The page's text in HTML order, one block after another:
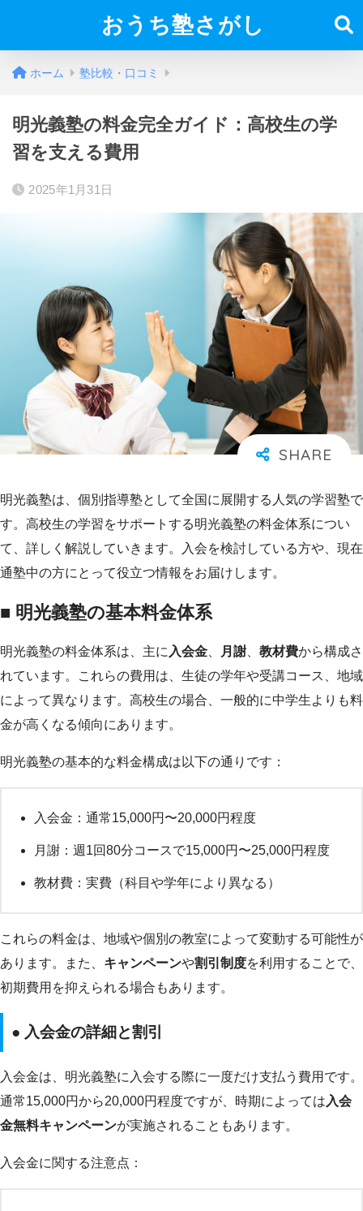
おうち塾さがし
ホーム 塾比較・口コミ
明光義塾の料金完全ガイド：高校生の学
習を支える費用
2025年1月31日
明光義塾は、個別指導塾として全国に展開する人気の学習塾で
す。高校生の学習をサポートする明光義塾の料金体系につい
て、詳しく解説していきます。入会を検討している方や、現在
通塾中の方にとって役立つ情報をお届けします。
■ 明光義塾の基本料金体系
明光義塾の料金体系は、主に 入会金 月謝 教材費から構成さ
れています。これらの費用は、生徒の学年や受講コース、地域
によって異なります。高校生の場合、一般的に中学生よりも料
金が高くなる傾向にあります。
明光義塾の基本的な料金構成は以下の通りです：
入会金：通常15,000円〜20,000円程度
月謝：週1回80分コースで15,000円〜25,000円程度
教材費：実費（科目や学年により異なる）
これらの料金は、地域や個別の教室によって変動する可能性が
あります。また、 キャンペーンや割引制度を利用することで、
初期費用を抑えられる場合もあります。
● 入会金の詳細と割引
入会金は、明光義塾に入会する際に一度だけ支払う費用です。
通常15,000円から20,000円程度ですが、時期によっては 入会
金無料キャンペーンが実施されることもあります。
入会金に関する注意点：